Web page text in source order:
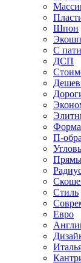
Шпон
С
ДСП
Форма
П-
Стиль
Евро